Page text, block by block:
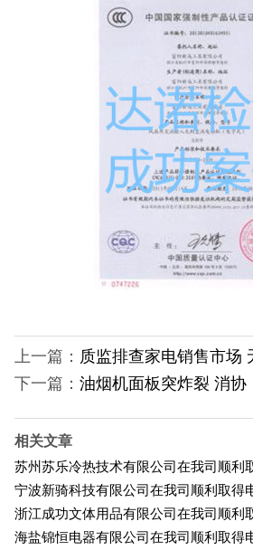
上一篇： 质监排查家电销售市场
下一篇： 油烟机面板突炸裂 消协
相关文章
苏州苏乐冷热技术有限公司在我司顺利
宁波新骑科技有限公司在我司顺利取得
浙江成功文体用品有限公司在我司顺利
海盐锦恒电器有限公司在我司顺利取得